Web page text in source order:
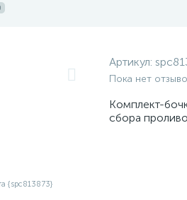
Артикул:
Пока нет
Комплект-
сбора